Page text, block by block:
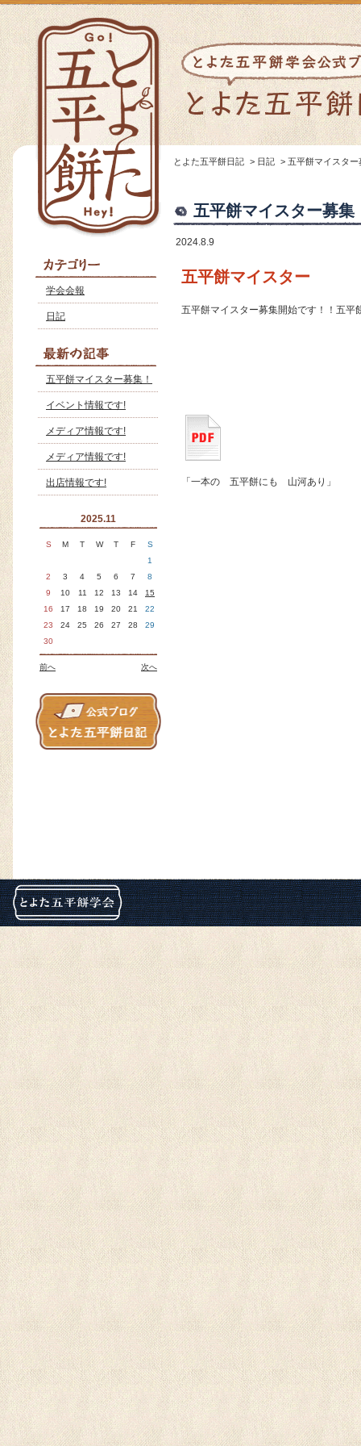
学会会報
日記
五平餅マイスター募集！
イベント情報です!
メディア情報です!
メディア情報です!
出店情報です!
2025.11
S M T W T F
S
1
2
3 4 5 6 7
8
9
10 11 12 13 14
15
16
17 18 19 20 21
22
23
24 25 26 27 28
29
30
次へ
前へ
とよた五平餅日記 > 日記 > 五平餅マイスター
五平餅マイスター募集
2024.8.9
五平餅マイスター
五平餅マイスター募集開始です！！五
「一本の 五平餅にも 山河あり」